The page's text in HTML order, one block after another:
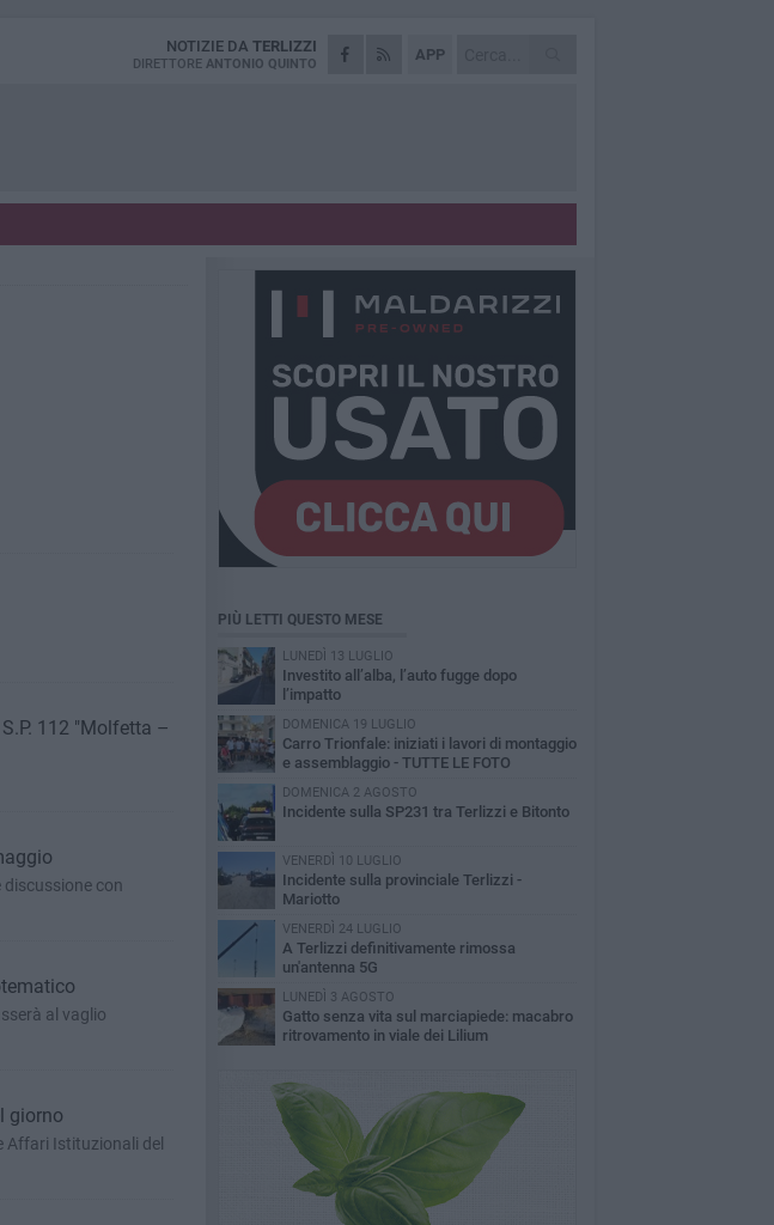
APP
NOTIZIE DA TERLIZZI
DIRETTORE ANTONIO QUINTO
112 "Molfetta –
con
al vaglio
giorno
Affari Istituzionali del
PIÙ LETTI QUESTO MESE
LUNEDÌ 13 LUGLIO
Investito all’alba, l’auto fugge dopo
l’impatto
DOMENICA 19 LUGLIO
Carro Trionfale: iniziati i lavori di montaggio
e assemblaggio - TUTTE LE FOTO
DOMENICA 2 AGOSTO
Incidente sulla SP231 tra Terlizzi e Bitonto
VENERDÌ 10 LUGLIO
Incidente sulla provinciale Terlizzi -
Mariotto
VENERDÌ 24 LUGLIO
A Terlizzi definitivamente rimossa
un'antenna 5G
LUNEDÌ 3 AGOSTO
Gatto senza vita sul marciapiede: macabro
ritrovamento in viale dei Lilium